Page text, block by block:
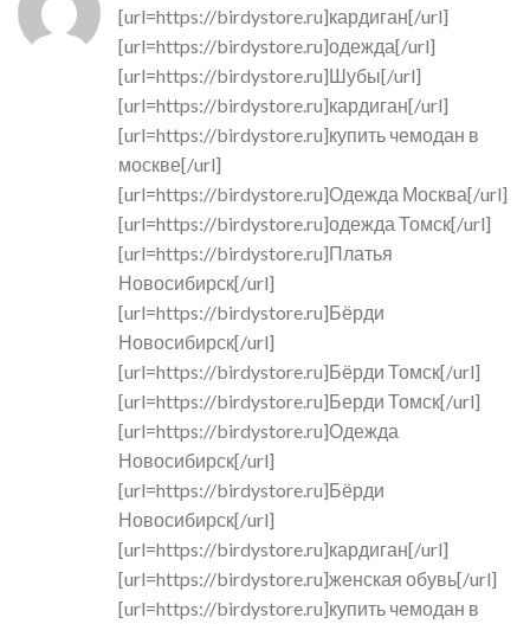
[url=https://birdystore.ru]кардиган[/url]
[url=https://birdystore.ru]одежда[/url]
[url=https://birdystore.ru]Шубы[/url]
[url=https://birdystore.ru]кардиган[/url]
[url=https://birdystore.ru]купить чемодан в
москве[/url]
[url=https://birdystore.ru]Одежда Москва[/url]
[url=https://birdystore.ru]одежда Томск[/url]
[url=https://birdystore.ru]Платья
Новосибирск[/url]
[url=https://birdystore.ru]Бёрди
Новосибирск[/url]
[url=https://birdystore.ru]Бёрди Томск[/url]
[url=https://birdystore.ru]Берди Томск[/url]
[url=https://birdystore.ru]Одежда
Новосибирск[/url]
[url=https://birdystore.ru]Бёрди
Новосибирск[/url]
[url=https://birdystore.ru]кардиган[/url]
[url=https://birdystore.ru]женская обувь[/url]
[url=https://birdystore.ru]купить чемодан в